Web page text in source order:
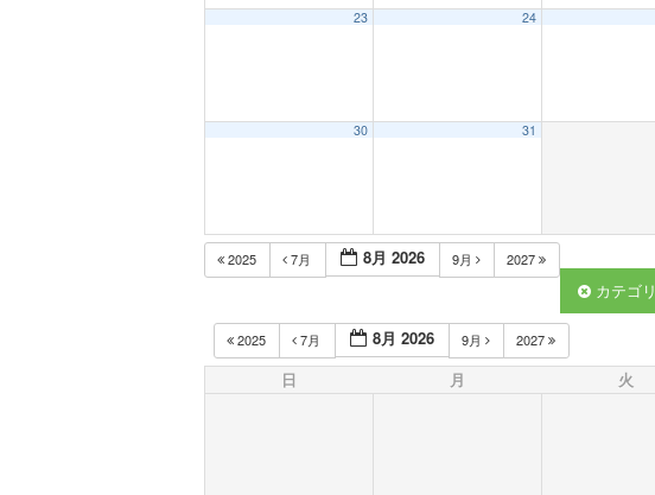
23 24
30 31
2025 7月 8月 2026 9月 2027
カテゴリ
2025 7月 8月 2026 9月 2027
日 月 火